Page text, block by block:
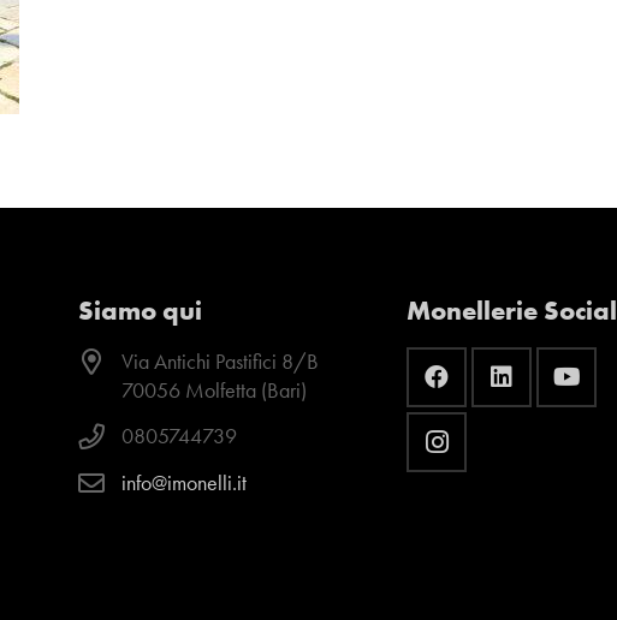
Siamo qui
Via Antichi Pastifici 8/B
70056 Molfetta (Bari)
0805744739
info@imonelli.it
Monellerie Social